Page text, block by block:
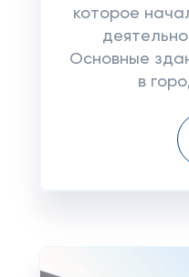
которое
Основные
в